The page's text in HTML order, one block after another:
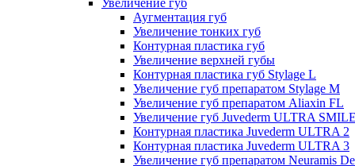
Увеличение губ
Аугментация губ
Увеличение тонких губ
Контурная пластика губ
Увеличение верхней губы
Контурная пластика губ Stylage L
Увеличение губ препаратом Stylage M
Увеличение губ препаратом Aliaxin FL
Увеличение губ Juvederm ULTRA
Контурная пластика Juvederm ULTRA 2
Контурная пластика Juvederm ULTRA 3
Увеличение губ препаратом Neuramis